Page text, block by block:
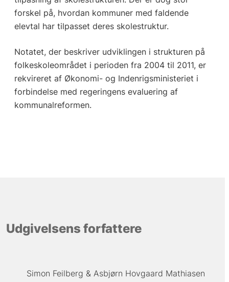
forskel på, hvordan kommuner med faldende
elevtal har tilpasset deres skolestruktur.
Notatet, der beskriver udviklingen i strukturen på
folkeskoleområdet i perioden fra 2004 til 2011, er
rekvireret af Økonomi- og Indenrigsministeriet i
forbindelse med regeringens evaluering af
kommunalreformen.
Udgivelsens forfattere
Simon Feilberg Asbjørn Hovgaard Mathiasen